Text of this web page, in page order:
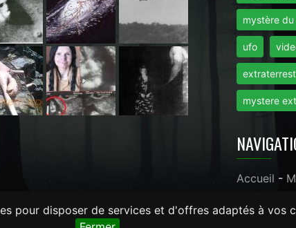
pour disposer de services et d'offres adaptés à vos
mystère
ufo
mystere
Accueil -
LaRevueGeek.com